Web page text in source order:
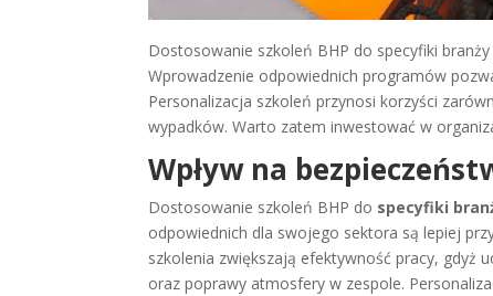
Dostosowanie szkoleń BHP do specyfiki
Wprowadzenie odpowiednich programów
Personalizacja szkoleń przynosi korzyści
wypadków. Warto zatem inwestować w
Wpływ na
Dostosowanie szkoleń BHP do specyfiki
odpowiednich dla swojego sektora są lepiej
szkolenia zwiększają efektywność pracy, gdyż
oraz poprawy atmosfery w zespole.